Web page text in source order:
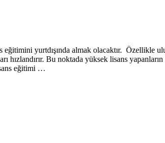
yurtdışında almak olacaktır. Özellikle
hızlandırır. Bu noktada yüksek lisans
eğitimi …